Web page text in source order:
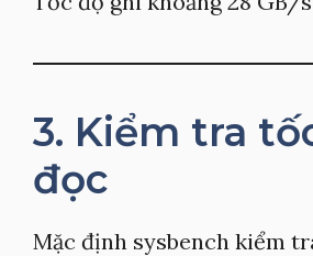
3. Kiểm tra
đọc
Mặc định sysbench kiểm